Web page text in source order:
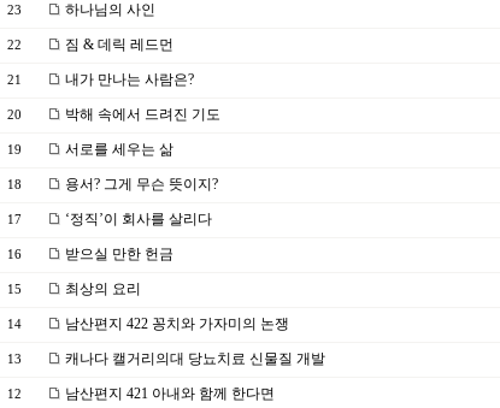
23 하나님의 사인
22 짐 & 데릭 레드먼
21 내가 만나는 사람은?
20 박해 속에서 드려진 기도
19 서로를 세우는 삶
18 용서? 그게 무슨 뜻이지?
17 ‘정직’이 회사를 살리다
16 받으실 만한 헌금
15 최상의 요리
14 남산편지 422 꽁치와 가자미의 논쟁
13 캐나다 캘거리의대 당뇨치료 신물질 개발
12 남산편지 421 아내와 함께 한다면